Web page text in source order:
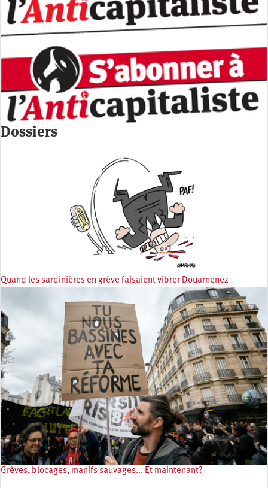
Dossiers
Quand les sardinières en grève faisaient vibrer Douarnenez
Grèves, blocages, manifs sauvages... Et maintenant?